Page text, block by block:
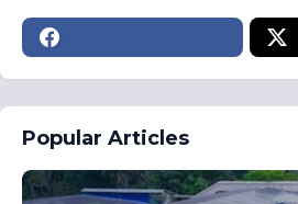
Popular Articles